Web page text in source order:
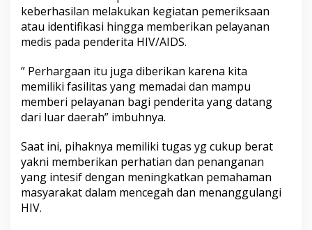
keberhasilan melakukan kegiatan pemeriksaan
atau identifikasi hingga memberikan pelayanan
medis pada penderita HIV/AIDS.
” Perhargaan itu juga diberikan karena kita
memiliki fasilitas yang memadai dan mampu
memberi pelayanan bagi penderita yang datang
dari luar daerah” imbuhnya.
Saat ini, pihaknya memiliki tugas yg cukup berat
yakni memberikan perhatian dan penanganan
yang intesif dengan meningkatkan pemahaman
masyarakat dalam mencegah dan menanggulangi
HIV.